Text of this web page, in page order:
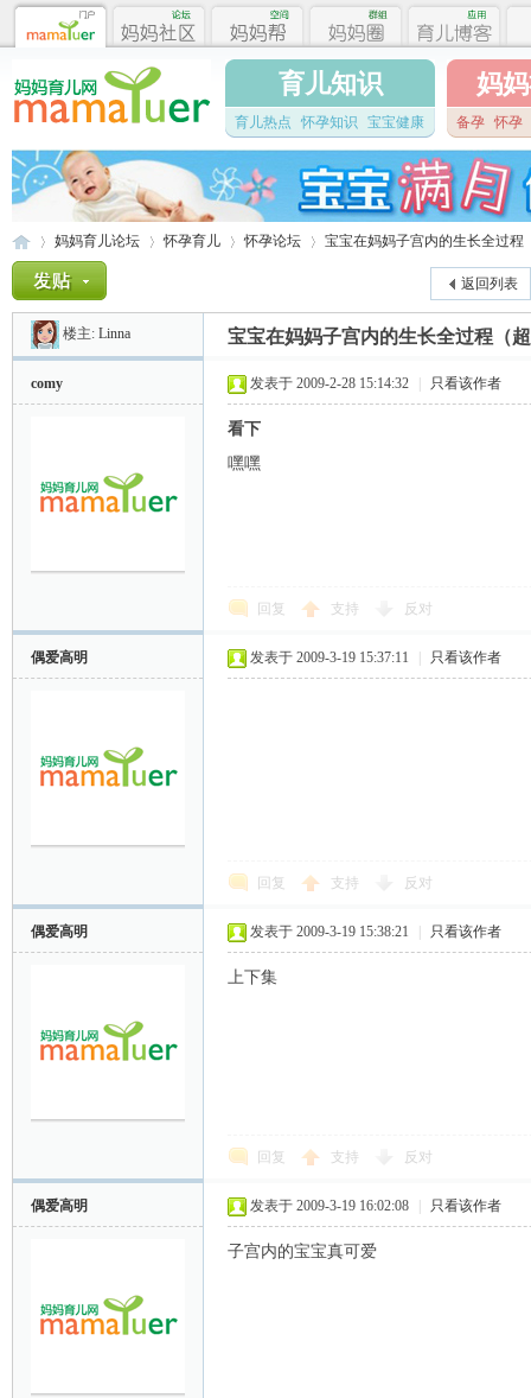
育儿知识
育儿热点 怀孕知识 宝宝健康
妈
备孕 怀孕
»
妈妈育儿论坛 怀孕育儿 怀孕论坛
›
宝宝在妈妈子宫内的生长全过程
返回列表
楼主: Linna 宝宝在妈妈子宫内的生长全过程（
comy 发表于 2009-2-28 15:14:32 只看该作者
看下
嘿嘿
回复 支持 反对
偶爱高明 发表于 2009-3-19 15:37:11 只看该作者
回复 支持 反对
偶爱高明 发表于 2009-3-19 15:38:21 只看该作者
上下集
回复 支持 反对
偶爱高明 发表于 2009-3-19 16:02:08 只看该作者
子宫内的宝宝真可爱